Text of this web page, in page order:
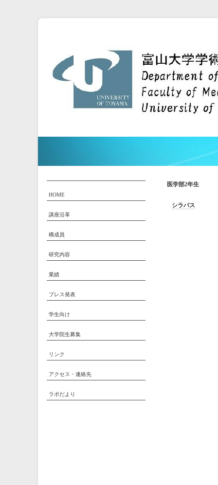
医学部2年生
シラバス
HOME
講座沿革
構成員
研究内容
業績
プレス発表
学生向け
大学院生募集
リンク
アクセス・連絡先
ラボだより